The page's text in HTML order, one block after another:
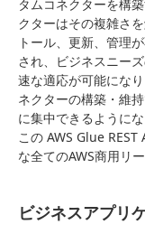
タムコネクターを構
クターはその複雑さ
トール、更新、管理
され、ビジネスニー
速な適応が可能にな
ネクターの構築・維
に集中できるようにな
この AWS Glue
な全てのAWS商用リ
ビジネスアプリ